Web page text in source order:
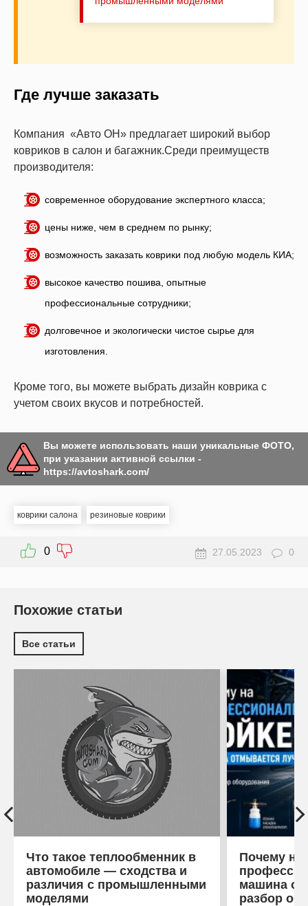
Где лучше заказать
Компания «Авто ОН» предлагает широкий выбор
ковриков в салон и багажник.Среди преимуществ
производителя:
современное оборудование экспертного класса;
цены ниже, чем в среднем по рынку;
возможность заказать коврики под любую модель КИА;
высокое качество пошива, опытные
профессиональные сотрудники;
долговечное и экологически чистое сырье для
изготовления.
Кроме того, вы можете выбрать дизайн коврика с
учетом своих вкусов и потребностей.
Вы можете использовать наши уникальные ФОТО,
при указании активной ссылки -
https://avtoshark.com/
коврики салона резиновые коврики
0 27.05.2023 0
Похожие статьи
Все статьи
Что такое теплообменник в
автомобиле — сходства и
различия с промышленными
моделями
Почему на
машина
разбор